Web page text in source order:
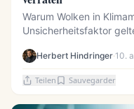
Warum Wolken in
Unsicherheitsfaktor
Herbert Hindringer·10.
Teilen Sauvegarder